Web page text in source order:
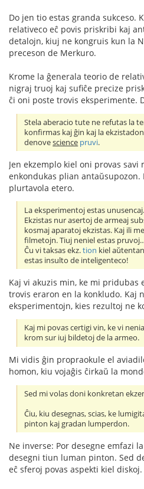
Do jen tio estas granda sukceso.
relativeco eĉ povis priskribi kaj
detalojn, kiuj ne kongruis kun la
preceson de Merkuro.
Krome la ĝenerala teorio de
nigraj truoj kaj sufiĉe precize
ĉi oni poste trovis eksperimente.
Stela aberacio tute ne refutas la
konfirmas kaj ĝin kaj la
denovescience pruvi.
Jen ekzemplo kiel oni provas
enkondukas plian antaŭsupozon.
plurtavola etero.
La eksperimentoj estas unusencaj.
Ekzistas nur asertoj de armeaj
kosmaj aparatoj ekzistas. Kaj ili
filmetojn. Tiuj neniel estas
Ĉu vi taksas ekz.tion kiel
estas insulto de inteligenteco!
Kaj vi akuzis min, ke mi
trovis eraron en la konkludo. Kaj
eksperimentojn, kies rezultoj ne
Kaj mi povas certigi vin, ke vi
krom sur iuj bildetoj de la armeo.
Mi vidis ĝin propraokule el
homon, kiu vojaĝis ĉirkaŭ la
Sed mi volas doni konkretan
Ĉiu, kiu desegnas, scias, ke
pinton kaj gradan lumperdon.
Ne inverse: Por desegne emfazi
desegni tiun luman pinton. Sed
eĉ sferoj povas aspekti kiel diskoj.